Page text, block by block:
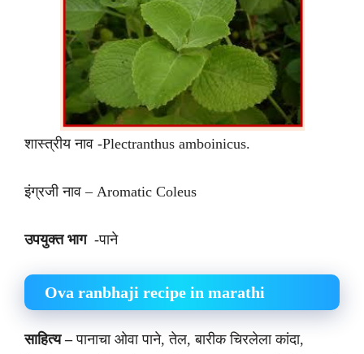
शास्त्रीय नाव -Plectranthus amboinicus.
इंग्रजी नाव – Aromatic Coleus
उपयुक्त भाग-पाने
Ova ranbhaji recipe in marathi
साहित्य –पानाचा ओवा पाने, तेल, बारीक चिरलेला कांदा,